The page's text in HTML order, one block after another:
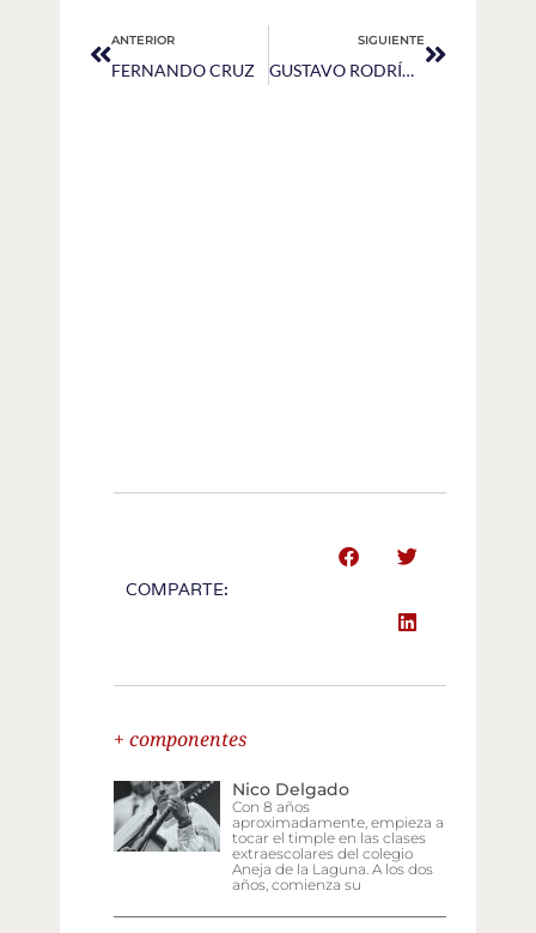
ANTERIOR
FERNANDO CRUZ
SIGUIENTE
GUSTAVO RODRÍGUEZ
COMPARTE:
+ componentes
Nico Delgado
Con 8 años
aproximadamente, empieza a
tocar el timple en las clases
extraescolares del colegio
Aneja de la Laguna. A los dos
años, comienza su